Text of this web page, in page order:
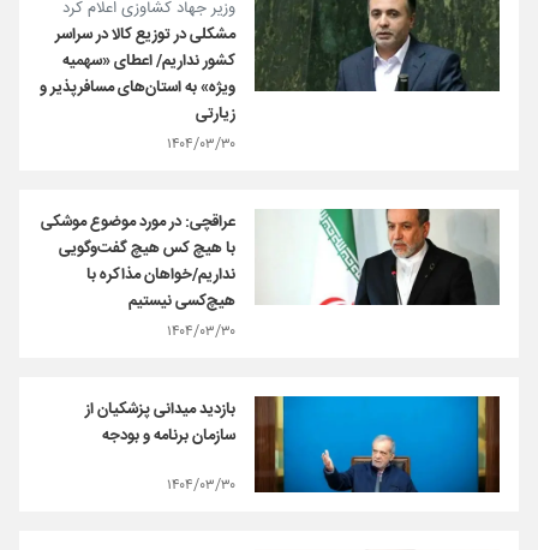
وزیر جهاد کشاوزی اعلام کرد
مشکلی در توزیع کالا در سراسر
کشور نداریم/ اعطای «سهمیه
ویژه» به استان‌های مسافرپذیر و
زیارتی
۱۴۰۴/۰۳/۳۰
عراقچی: در مورد موضوع موشکی
با هیچ کس هیچ گفت‌وگویی
نداریم/خواهان مذاکره با
هیچ‌کسی نیستیم
۱۴۰۴/۰۳/۳۰
بازدید میدانی پزشکیان از
سازمان برنامه و بودجه
۱۴۰۴/۰۳/۳۰